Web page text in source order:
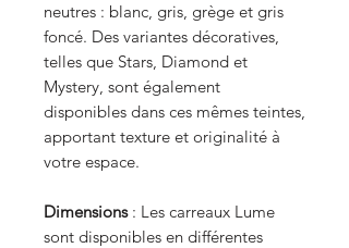
neutres : blanc, gris, grège et gris
foncé. Des variantes décoratives,
telles que Stars, Diamond et
Mystery, sont également
disponibles dans ces mêmes teintes,
apportant texture et originalité à
votre espace.
Dimensions: Les carreaux Lume
sont disponibles en différentes